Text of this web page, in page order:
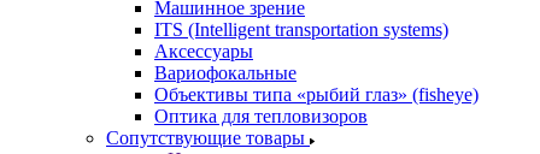
Машинное зрение
ITS (Intelligent transportation systems)
Аксессуары
Вариофокальные
Объективы типа «рыбий глаз» (fisheye)
Оптика для тепловизоров
Сопутствующие товары